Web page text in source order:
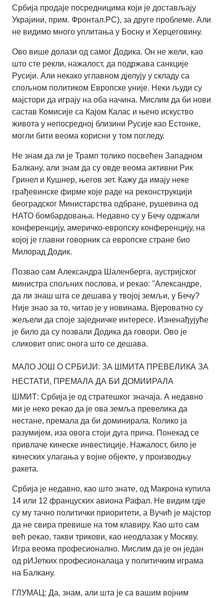
Србија продаје посредницима који је достављају
Украјини, прим. Фронтал.РС), за друге проблеме. Али
не видимо много уплитања у Босну и Херцеговину.
Ово више долази од самог Додика. Он не жели, као
што сте рекли, нажалост, да подржава санкције
Русији. Али некако углавном дјелују у складу са
спољном политиком Европске уније. Неки људи су
мајстори да играју на оба начина. Мислим да би нови
састав Комисије са Кајом Калас и њено искуство
живота у непосредној близини Русије као Естонке,
могли бити веома корисни у том погледу.
Не знам да ли је Трамп толико посвећен Западном
Балкану, али знам да су овде веома активни Рик
Гринел и Кушнер, његов зет. Кажу да имају неке
грађевинске фирме које раде на реконструкцији
београдског Министарства одбране, рушевина од
НАТО бомбардовања. Недавно су у Бечу одржали
конференцију, америчко-европску конференцију, на
којој је главни говорник са европске стране био
Милорад Додик.
Позвао сам Александра Шаленберга, аустријског
министра спољних послова, и рекао: "Александре,
да ли знаш шта се дешава у твојој земљи, у Бечу?
Није знао за то, читао је у новинама. Вјероватно су
жељели да споје заједничке интересе. Изненађујуће
је било да су позвали Додика да говори. Ово је
сликовит опис онога што се дешава.
МАЛО ЈОШ О СРБИЈИ: ЗА ШМИТА ПРЕВЕЛИКА ЗА
НЕСТАТИ, ПРЕМАЛА ДА БИ ДОМИИРАЛА
ШМИТ: Србија је од стратешког значаја. А недавно
ми је неко рекао да је ова земља превелика да
нестане, премала да би доминирала. Колико ја
разумијем, иза овога стоји дуга прича. Понекад се
привлаче кинеске инвестиције. Нажалост, било је
кинеских улагања у војне објекте, у производњу
ракета.
Србија је недавно, као што знате, од Макрона купила
14 или 12 француских авиона Рафал. Не видим гдје
су му тачно политички приоритети, а Вучић је мајстор
да не свира превише на том клавиру. Као што сам
већ рекао, такви трикови, као неодлазак ​​у Москву.
Игра веома професионално. Мислим да је он један
од рИЈетких професионалаца у политичким играма
на Балкану.
ГЛУМАЦ: Да, знам, али шта је са вашим војним